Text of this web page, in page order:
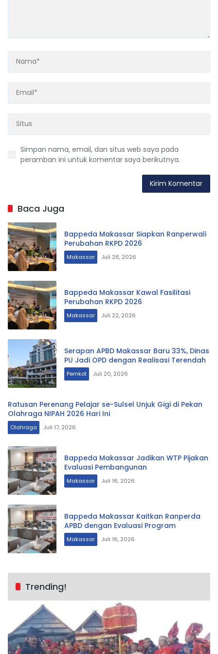
Simpan nama, email, dan situs web saya pada
peramban ini untuk komentar saya berikutnya.
Baca Juga
Bappeda Makassar Siapkan Ranperwali
Perubahan RKPD 2026
Makassar Juli 26, 2026
Bappeda Makassar Kawal Fasilitasi
Perubahan RKPD 2026
Makassar Juli 22, 2026
Serapan APBD Makassar Baru 33%, Dinas
PU Jadi OPD dengan Realisasi Terendah
Pemkot Juli 20, 2026
Ratusan Perenang Pelajar se-Sulsel Unjuk Gigi di Pekan
Olahraga NIPAH 2026 Hari Ini
Olahraga Juli 17, 2026
Bappeda Makassar Jadikan WTP Pijakan
Evaluasi Pembangunan
Makassar Juli 16, 2026
Bappeda Makassar Kaitkan Ranperda
APBD dengan Evaluasi Program
Makassar Juli 16, 2026
Trending!